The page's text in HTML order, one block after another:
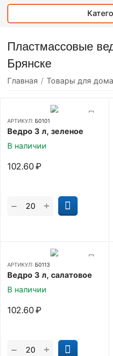
Пластмассовые
Брянске
Главная / Товары для дома
АРТИКУЛ: Б0101
Ведро 3 л, зеленое
В наличии
102.60₽
+
−
АРТИКУЛ: Б0113
Ведро 3 л, салатовое
В наличии
102.60₽
+
−